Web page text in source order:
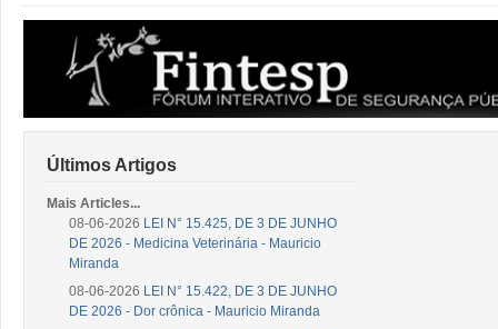
Últimos Artigos
Mais Articles...
08-06-2026 LEI N° 15.425, DE 3 DE JUNHO
DE 2026 - Medicina Veterinária - Mauricio
Miranda
08-06-2026 LEI N° 15.422, DE 3 DE JUNHO
DE 2026 - Dor crônica - Mauricio Miranda